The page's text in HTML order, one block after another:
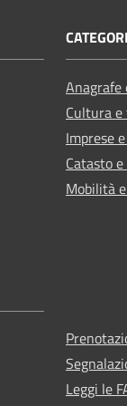
Cultura
Imprese
Catasto
Mobilità
Leggi le